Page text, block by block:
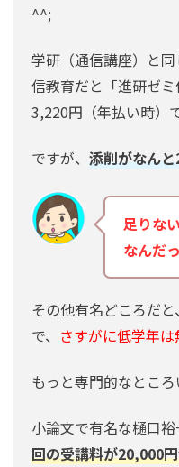
^^;
学研（通信講座）と
信教育だと「進研ゼミ
3,220円（年払い時）で
ですが、 添削がなん
足りな
なんだ
その他有名どころだ
で、 さすがに低学年
もっと専門的なところ
小論文で有名な樋口裕
回の受講料が20,000